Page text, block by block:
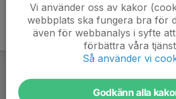
Vi använder oss av kakor
webbplats ska fungera bra för
även för webbanalys i syfte
förbättra våra
Så använder vi
Godkänn alla